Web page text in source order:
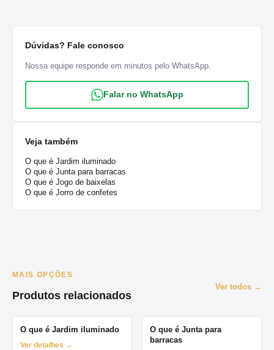
Dúvidas? Fale conosco
Nossa equipe responde em minutos pelo WhatsApp.
Falar no WhatsApp
Veja também
O que é Jardim iluminado
O que é Junta para barracas
O que é Jogo de baixelas
O que é Jorro de confetes
MAIS OPÇÕES
Produtos relacionados
Ver todos →
O que é Jardim iluminado
Ver detalhes →
O que é Junta para
barracas